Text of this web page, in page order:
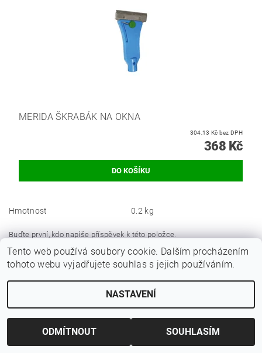
MERIDA ŠKRABÁK NA OKNA
304,13 Kč bez DPH
368 Kč
Hmotnost 0.2 kg
Buďte první, kdo napíše příspěvek k této položce.
Přidat komentář
Tento web používá soubory cookie. Dalším procházením
tohoto webu vyjadřujete souhlas s jejich používáním.
NASTAVENÍ
ODMÍTNOUT SOUHLASÍM